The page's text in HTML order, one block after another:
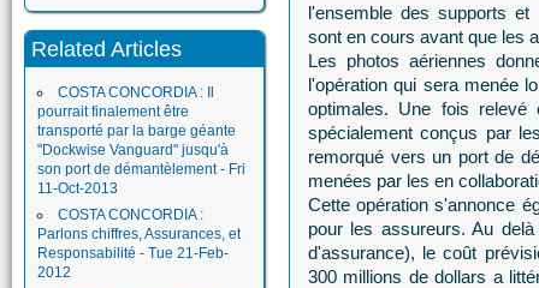
Related Articles
COSTA CONCORDIA : Il
pourrait finalement être
transporté par la barge géante
"Dockwise Vanguard" jusqu'à
son port de démantèlement - Fri
11-Oct-2013
COSTA CONCORDIA :
Parlons chiffres, Assurances, et
Responsabilité - Tue 21-Feb-
2012
l'ensemble des supports
sont en cours avant que les
Les photos aériennes
l'opération qui sera menée
optimales. Une fois
spécialement conçus par
remorqué vers un port de
menées par les en
Cette opération s'annonce
pour les assureurs. Au
d'assurance), le coût
300 millions de dollars a